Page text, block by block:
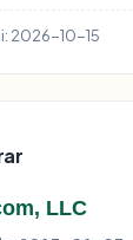
2026-10-15
LLC